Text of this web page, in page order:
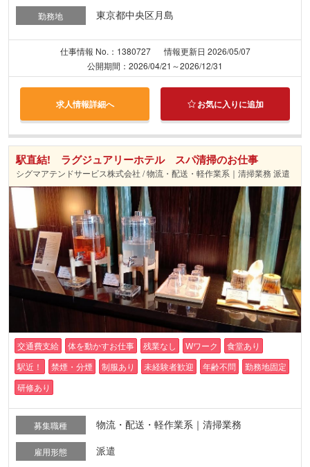
勤務地 東京都中央区月島
仕事情報 No.：1380727
情報更新日 2026/05/07
公開期間：2026/04/21～2026/12/31
求人情報詳細へ お気に入りに追加
駅直結! ラグジュアリーホテル スパ清掃のお仕事
シグマアテンドサービス株式会社 / 物流・配送・軽作業系｜清掃業務 派遣
交通費支給 体を動かすお仕事 残業なし Wワーク
食堂あり
駅近！
禁煙・分煙 制服あり 未経験者歓迎 年齢不問
勤務地固定
研修あり
募集職種 物流・配送・軽作業系｜清掃業務
雇用形態 派遣